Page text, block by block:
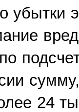
убытки
вред
24